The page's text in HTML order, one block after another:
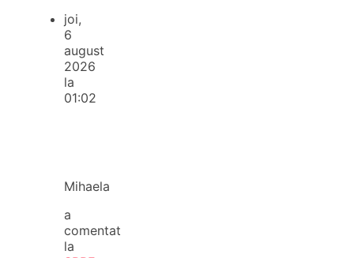
joi,
6
august
2026
la
01:02
Mihaela
a
comentat
la